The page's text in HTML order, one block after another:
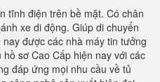
tĩnh điện trên bề mặt. Có chân
xe di động. Giúp di chuyển
được các nhà máy tin tưởng
sơ Cao Cấp hiện nay với các
đáp ứng mọi nhu cầu về tủ